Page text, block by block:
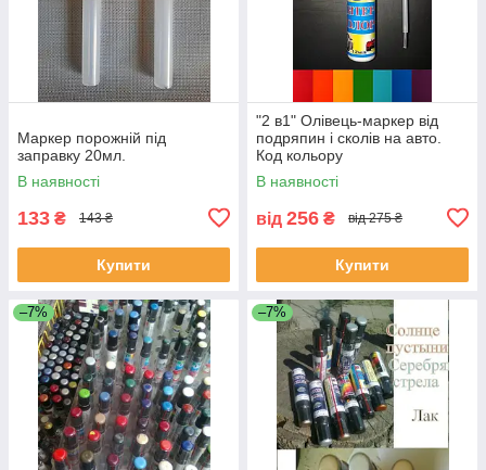
Маркер порожній під
заправку 20мл.
В наявності
133 ₴ 143 ₴
Купити
"2 в1" Олівець-маркер від
подряпин і сколів на авто.
Код кольору
ОБОВ'ЯЗКОВИЙ!!!
В наявності
від 256 ₴ від 275 ₴
Купити
–7% –7%